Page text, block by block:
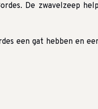
De zwavelzeep
een gat hebben en